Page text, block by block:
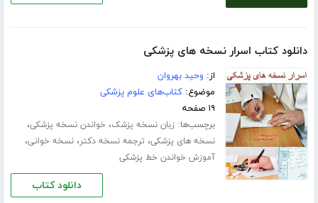
دانلود کتاب اسرار نسخه های پزشکی
از: وحید بهروان
موضوع:کتاب‌های علوم پزشکی
۱۹ صفحه
برچسب‌ها: زبان نسخه پزشک، خواندن نسخه پزشکی،
نسخه های پزشکی، ترجمه نسخه دکتر،نسخه خوانی،
آموزش خواندن خط پزشکی
دانلود کتاب